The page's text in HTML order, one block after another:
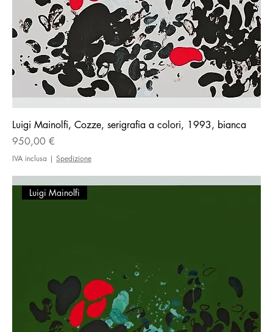
Luigi Mainolfi, Cozze, serigrafia a colori, 1993, bianca
Prezzo
950,00 €
IVA inclusa | Spedizione
Luigi Mainolfi